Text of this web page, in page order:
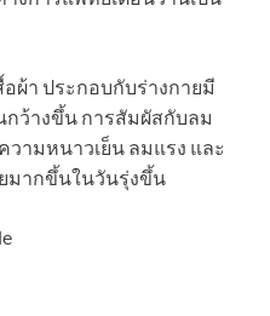
ผ้า ประกอบกับร่างกายมี
ว้างขึ้น การสัมผัสกับลม
ามหนาวเย็น ลมแรง และ
มากขึ้นในวันรุ่งขึ้น